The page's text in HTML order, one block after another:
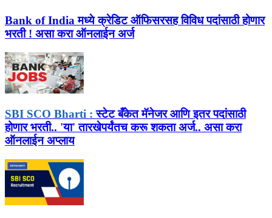
Bank of India मध्ये क्रेडिट ऑफिसरसह विविध पदांसाठी होणार
भरती ! असा करा ऑनलाईन अर्ज
SBI SCO Bharti : स्टेट बँकेत मॅनेजर आणि इतर पदांसाठी
होणार भरती.. 'या' तारखेपर्यंतच करू शकता अर्ज.. असा करा
ऑनलाईन अप्लाय